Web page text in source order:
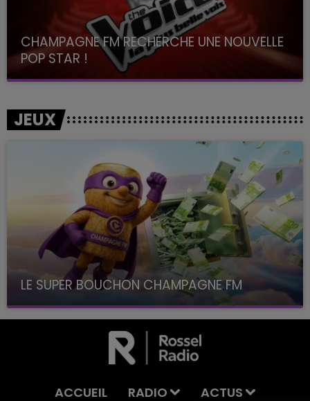
CHAMPAGNE FM RECHERCHE UNE NOUVELLE
POP STAR !
Toute la journée sur Champagne FM
JEUX
LE SUPER BOUCHON CHAMPAGNE FM
avec La Famille Champagne FM, à 8H10
ACCUEIL RADIO
ACTUS